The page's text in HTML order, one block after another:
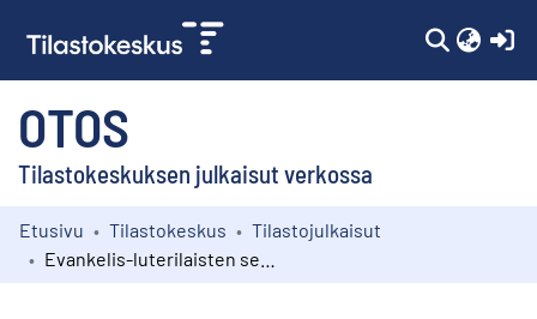
OTOS
Tilastokeskuksen julkaisut verkossa
Kokoelmat
Etusivu Tilastokeskus
Tilastojulkaisut